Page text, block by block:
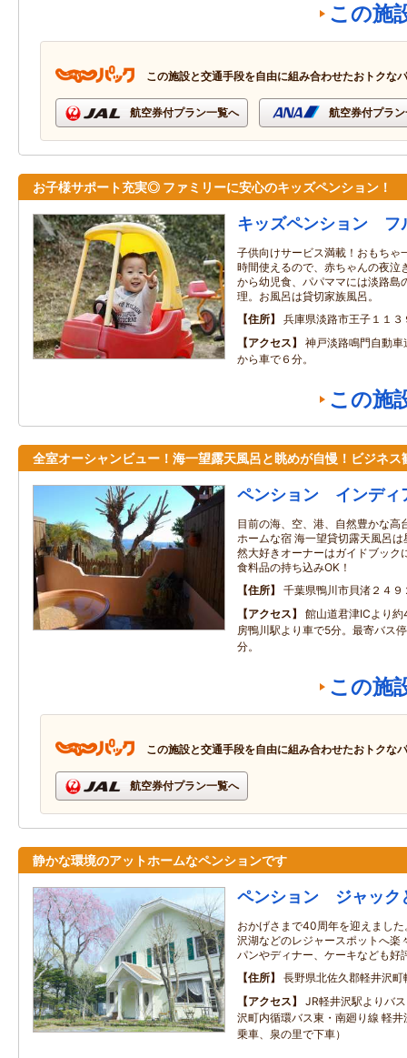
この施
この施設と交通手段を自由に組み合わせたおトクな
航空券付プラン一覧へ 航空券付プラ
お子様サポート充実◎ ファミリーに安心のキッズペンション！
キッズペンション フ
子供向けサービス満載！おもちゃ
時間使えるので、赤ちゃんの夜泣
から幼児食、パパママには淡路島
理。お風呂は貸切家族風呂。
住所
兵庫県淡路市王子１１３
アクセス
神戸淡路鳴門自動
から車で６分。
この施
全室オーシャンビュー！海一望露天風呂と眺めが自慢！ビジネス
ペンション インディ
目前の海、空、港、自然豊かな高
ホームな宿 海一望貸切露天風呂
然大好きオーナーはガイドブッ
食料品の持ち込みOK！
住所
千葉県鴨川市貝渚２４９
アクセス
館山道君津ICより
房鴨川駅より車で5分。最寄バス
分。
この施
この施設と交通手段を自由に組み合わせたおトクな
航空券付プラン一覧へ
静かな環境のアットホームなペンションです
ペンション ジャック
おかげさまで40周年を迎えまし
沢湖などのレジャースポットへ楽
パンやディナー、ケーキなども好
住所
長野県北佐久郡軽井沢
アクセス
JR軽井沢駅よりバ
沢町内循環バス東・南廻り線 軽
乗車、泉の里で下車）